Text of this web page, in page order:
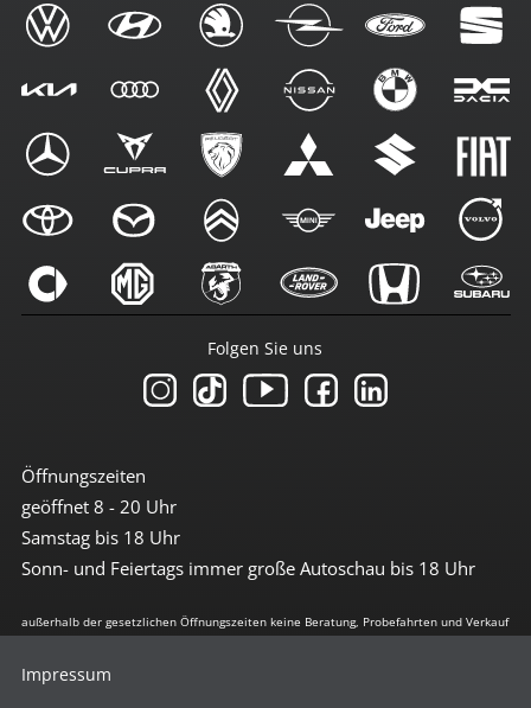
Öffnungszeiten
geöffnet 8 - 20 Uhr
Samstag bis 18 Uhr
Sonn- und Feiertags immer große Autoschau bis 18 Uhr
Folgen Sie uns
außerhalb der gesetzlichen Öffnungszeiten keine Beratung, Probefahrten und Verkauf
Impressum